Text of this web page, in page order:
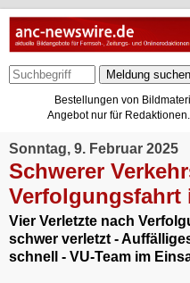
Meldung suchen
Bestellungen von
Angebot nur für Redaktionen.
Sonntag, 9. Februar 2025
Schwerer
Verfolgungsfahrt
Vier Verletzte nach
schwer verletzt -
schnell - VU-Team im